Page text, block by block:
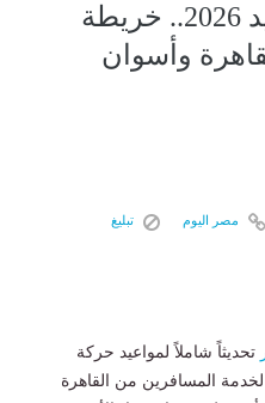
مواعيد قطارات الصعيد 2026.. خريطة
وأسوان
مصر اليوم تبليغ
تحديثاً شاملاً لمواعيد حركة
المسافرين من القاهرة